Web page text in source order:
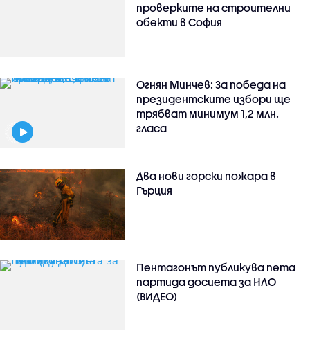
проверките на строителни
обекти в София
Огнян Минчев: За победа на
президентските избори ще
трябват минимум 1,2 млн.
гласа
Два нови горски пожара в
Гърция
Пентагонът публикува пета
партида досиета за НЛО
(ВИДЕО)